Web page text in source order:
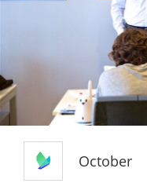
October